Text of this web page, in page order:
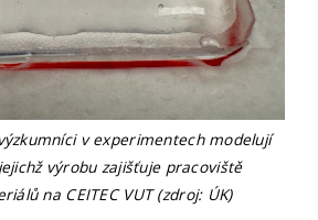
v experimentech modelují
výrobu zajišťuje pracoviště
na CEITEC VUT(zdroj: ÚK)